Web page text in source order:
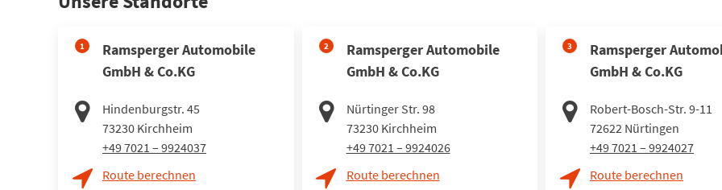
1
Ramsperger Automobile
GmbH & Co.KG
Hindenburgstr. 45
73230 Kirchheim
+49 7021 – 9924037
Route berechnen
2
Ramsperger Automobile
GmbH & Co.KG
Nürtinger Str. 98
73230 Kirchheim
+49 7021 – 9924026
Route berechnen
3
Ramsperger
GmbH & Co.KG
Robert-Bosch-Str. 9-11
72622 Nürtingen
+49 7021 – 9924027
Route berechnen